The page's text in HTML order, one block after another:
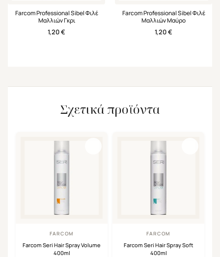
Farcom Professional Sibel Φιλέ
Μαλλιών Γκρι
1,20€
Farcom Professional Sibel Φιλέ
Μαλλιών Μαύρο
1,20€
Σχετικά προϊόντα
FARCOM
Farcom Seri Hair Spray Volume
400ml
FARCOM
Farcom Seri Hair Spray Soft
400ml